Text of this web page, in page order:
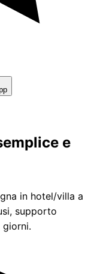
e
in hotel/villa a
supporto